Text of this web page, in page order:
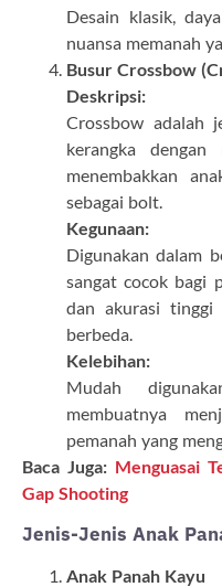
Desain klasik,
nuansa memanah
Busur Crossbow
Deskripsi:
Crossbow adalah
kerangka
menembakkan
sebagai bolt.
Kegunaan:
Digunakan dalam
sangat cocok bagi
dan akurasi tinggi
berbeda.
Kelebihan:
Mudah
membuatnya
pemanah yang
Baca Juga: Menguasai
Gap Shooting
Jenis-Jenis Anak
Anak Panah Kayu